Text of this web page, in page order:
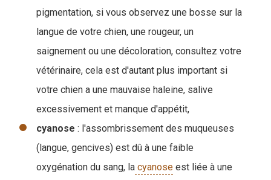
pigmentation, si vous observez une bosse sur la
langue de votre chien, une rougeur, un
saignement ou une décoloration, consultez votre
vétérinaire, cela est d'autant plus important si
votre chien a une mauvaise haleine, salive
excessivement et manque d'appétit,
cyanose : l'assombrissement des muqueuses
(langue, gencives) est dû à une faible
oxygénation du sang, la cyanose est liée à une